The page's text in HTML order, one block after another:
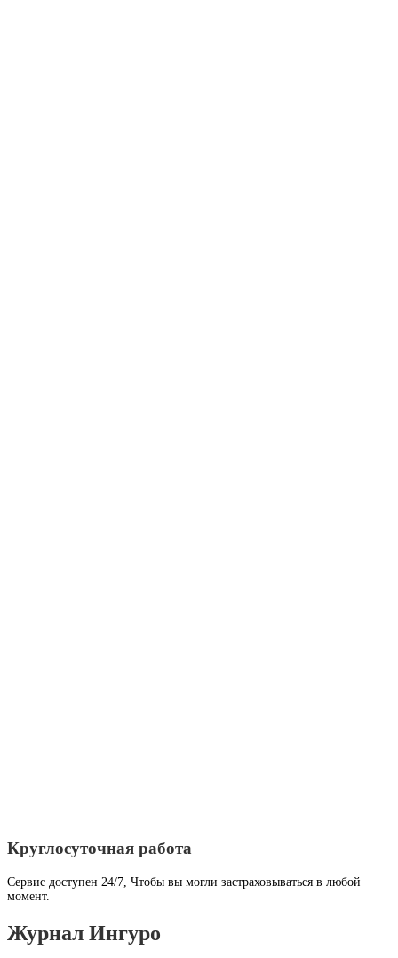
Круглосуточная работа
Сервис доступен 24/7, Чтобы вы могли застраховываться в любой
момент.
Журнал Ингуро